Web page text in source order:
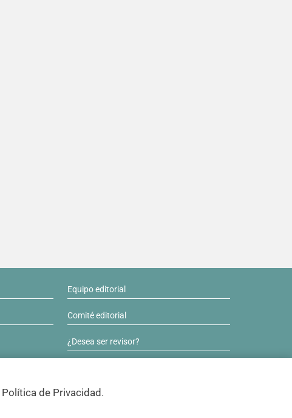
Política de Privacidad .
Equipo editorial
Comité editorial
¿Desea ser revisor?